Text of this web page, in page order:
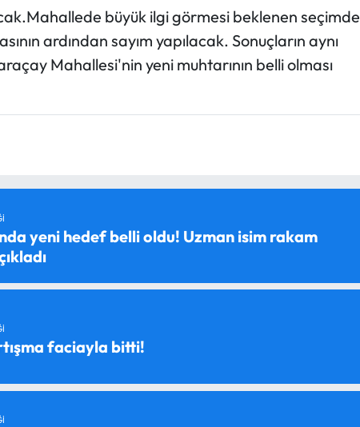
büyük ilgi görmesi beklenen seçimde
ardından sayım yapılacak. Sonuçların aynı
Mahallesi'nin yeni muhtarının belli olması
yeni hedef belli oldu! Uzman isim rakam
faciayla bitti!